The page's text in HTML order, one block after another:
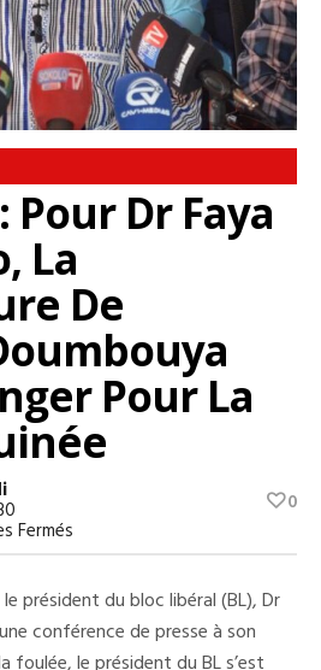
Dr Faya
La
De
Pour La
Fermés
Politique
Pour
Dr
Faya
Millimono,
0
président du bloc libéral (BL), Dr
conférence de presse à son